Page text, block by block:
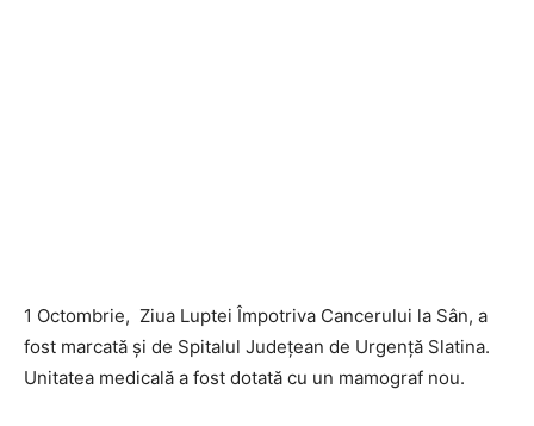
1 Octombrie, Ziua Luptei Împotriva Cancerului la Sân, a
fost marcată și de Spitalul Județean de Urgență Slatina.
Unitatea medicală a fost dotată cu un mamograf nou.